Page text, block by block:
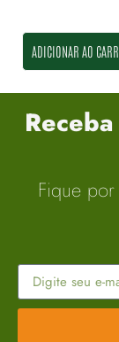
ADICIONAR AO
Fique